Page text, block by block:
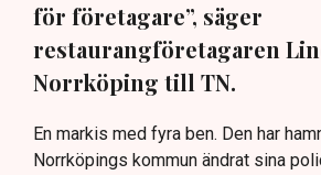
för företagare”, säger
restaurangföretagaren
Norrköping till TN.
En markis med fyra ben. Den har
Norrköpings kommun ändrat sina